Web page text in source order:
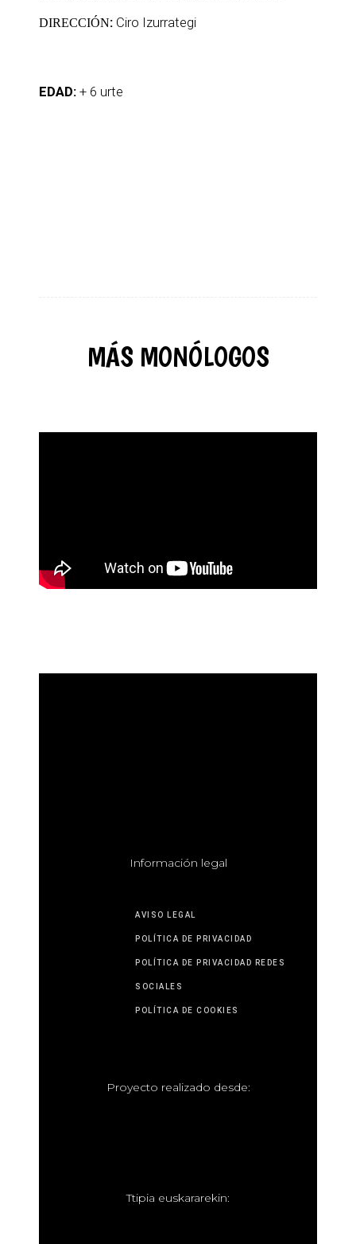
DIRECCIÓN: Ciro Izurrategi
EDAD: + 6 urte
MÁS MONÓLOGOS
Información legal
AVISO LEGAL
POLÍTICA DE PRIVACIDAD
POLÍTICA DE PRIVACIDAD REDES
SOCIALES
POLÍTICA DE COOKIES
Proyecto realizado desde:
Ttipia euskararekin: